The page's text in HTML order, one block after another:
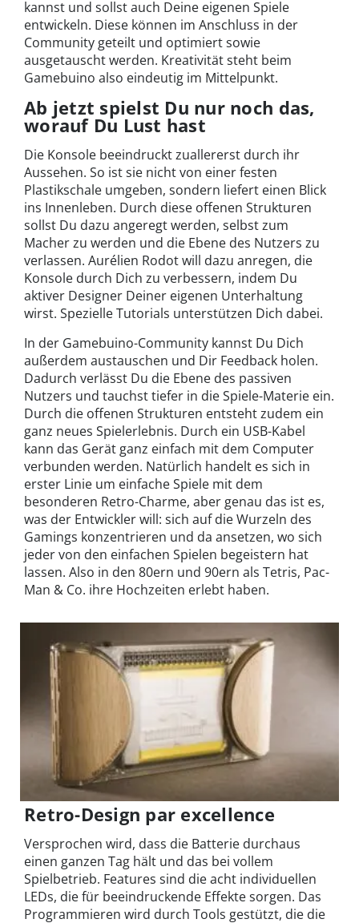
kannst und sollst auch Deine eigenen Spiele
entwickeln. Diese können im Anschluss in der
Community geteilt und optimiert sowie
ausgetauscht werden. Kreativität steht beim
Gamebuino also eindeutig im Mittelpunkt.
Ab jetzt spielst Du nur noch das,
worauf Du Lust hast
Die Konsole beeindruckt zuallererst durch ihr
Aussehen. So ist sie nicht von einer festen
Plastikschale umgeben, sondern liefert einen Blick
ins Innenleben. Durch diese offenen Strukturen
sollst Du dazu angeregt werden, selbst zum
Macher zu werden und die Ebene des Nutzers zu
verlassen. Aurélien Rodot will dazu anregen, die
Konsole durch Dich zu verbessern, indem Du
aktiver Designer Deiner eigenen Unterhaltung
wirst. Spezielle Tutorials unterstützen Dich dabei.
In der Gamebuino-Community kannst Du Dich
außerdem austauschen und Dir Feedback holen.
Dadurch verlässt Du die Ebene des passiven
Nutzers und tauchst tiefer in die Spiele-Materie ein.
Durch die offenen Strukturen entsteht zudem ein
ganz neues Spielerlebnis. Durch ein USB-Kabel
kann das Gerät ganz einfach mit dem Computer
verbunden werden. Natürlich handelt es sich in
erster Linie um einfache Spiele mit dem
besonderen Retro-Charme, aber genau das ist es,
was der Entwickler will: sich auf die Wurzeln des
Gamings konzentrieren und da ansetzen, wo sich
jeder von den einfachen Spielen begeistern hat
lassen. Also in den 80ern und 90ern als Tetris, Pac-
Man & Co. ihre Hochzeiten erlebt haben.
Retro-Design par excellence
Versprochen wird, dass die Batterie durchaus
einen ganzen Tag hält und das bei vollem
Spielbetrieb. Features sind die acht individuellen
LEDs, die für beeindruckende Effekte sorgen. Das
Programmieren wird durch Tools gestützt, die die